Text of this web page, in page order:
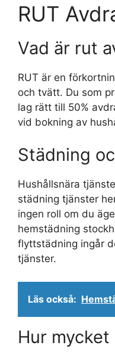
RUT
Vad är rut
RUT är en
och tvätt. Du som
lag rätt till 50%
vid bokning av
Städning
Hushållsnära
städning tjänster
ingen roll om du
hemstädning
flyttstädning ingår
tjänster.
Läs också:
Hur